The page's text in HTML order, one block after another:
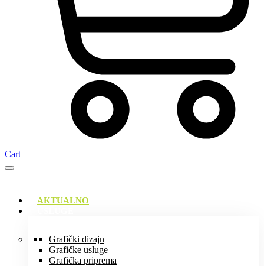
Cart
AKTUALNO
Grafički dizajn
Grafičke usluge
Grafička priprema